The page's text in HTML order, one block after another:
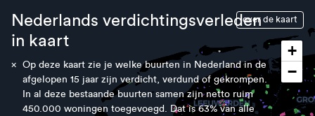
over de kaart
Nederlands verdichtingsverleden
in kaart
Op deze kaart zie je welke buurten in Nederland in de
afgelopen 15 jaar zijn verdicht, verdund of gekrompen.
In al deze bestaande buurten samen zijn netto ruim
450.000 woningen toegevoegd. Dat is 63% van alle
×
+
−